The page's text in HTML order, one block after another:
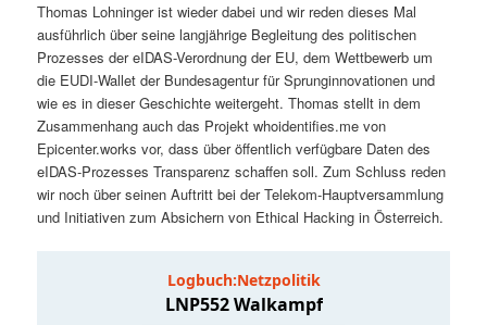
h
a
l
t
s
I
n
h
a
Thomas Lohninger ist wieder dabei und wir reden dieses Mal
ausführlich über seine langjährige Begleitung des politischen
Prozesses der eIDAS-Verordnung der EU, dem Wettbewerb um
die EUDI-Wallet der Bundesagentur für Sprunginnovationen und
wie es in dieser Geschichte weitergeht. Thomas stellt in dem
Zusammenhang auch das Projekt whoidentifies.me von
Epicenter.works vor, dass über öffentlich verfügbare Daten des
eIDAS-Prozesses Transparenz schaffen soll. Zum Schluss reden
wir noch über seinen Auftritt bei der Telekom-Hauptversammlung
und Initiativen zum Absichern von Ethical Hacking in Österreich.